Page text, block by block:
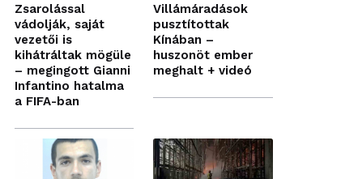
Zsarolással
vádolják, saját
vezetői is
kihátráltak mögüle
– megingott Gianni
Infantino hatalma
a FIFA-ban
Villámáradások
pusztítottak
Kínában –
huszonöt ember
meghalt + videó